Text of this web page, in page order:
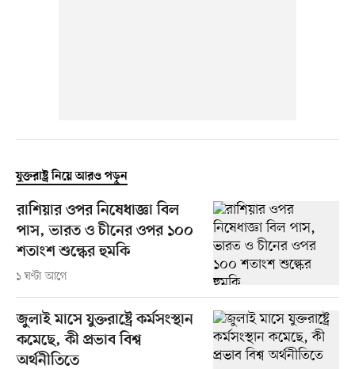
যুক্তরাষ্ট্র নিয়ে আরও পড়ুন
রাশিয়ার ওপর নিষেধাজ্ঞা বিল
পাস, ভারত ও চীনের ওপর ১০০
শতাংশ শুল্কের হুমকি
১ ঘণ্টা আগে
জুলাই মাসে যুক্তরাষ্ট্রে কর্মসংস্থান
কমেছে, কী প্রভাব বিশ্ব
অর্থনীতিতে